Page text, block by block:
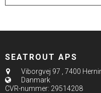
SEATROUT APS
Viborgvej 97
7400
Danmark
CVR-nummer: 29514208